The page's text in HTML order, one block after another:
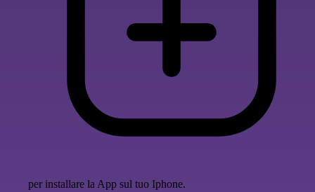
per installare la App sul tuo Iphone.